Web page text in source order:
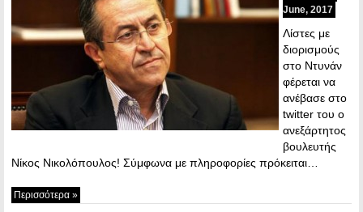
June, 2017
Λίστες με
διορισμούς
στο Ντυνάν
φέρεται να
ανέβασε στο
twitter του ο
ανεξάρτητος
βουλευτής
Νίκος Νικολόπουλος! Σύμφωνα με πληροφορίες πρόκειται…
Περισσότερα »